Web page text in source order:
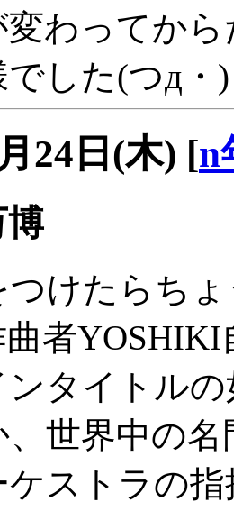
わってか
した(つд・)
24日(木) [n
博
つけたらち
者
ンタイトル
、世界中の
ケストラの